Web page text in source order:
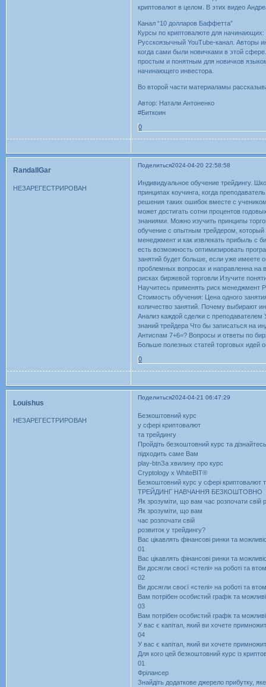
криптовалют в целом. В этих видео
Канал “10 долларов Баффетта”
Курсы по криптовалюте для начинающих:
Русскоязычный YouTube-канал. Авторы
когда сами были новичками в этой
простым и понятным для новичков
начинающего инвестора.
Во второй части материаламы
Автор: Натали Антоненко
#Биткоин
0
Поделиться2024-04-20 22:58:58
RandallGar
НЕЗАРЕГЕСТРИРОВАН
Индивидуальное обучение трейдингу.
принципах коучинга, когда
решения таких ошибок вместе с
может достигать сотни процентов
знаниями. Можно изучить принципы
обучение с опытным трейдером, который
менеджмент и как извлекать прибыль с
есть возможность оптимизировать
занятий будет больше, если уже имеете
проблемных вопросах и направленна на
рисках биржевой торговли Изучите
Научитесь применять риск менеджмент
Стоимость обучения: Цена одного
количество занятий. Почему выбирают
Анализ каждой сделки с
знаний трейдера Что бы записаться на
Антиспам 7+6=? Вопросы и ответы по
Больше полезных статей торговых идей
0
Поделиться2024-04-21 06:47:29
Louishus
НЕЗАРЕГЕСТРИРОВАН
Безкоштовний курс
у сфері криптовалют
та трейдингу
Пройдіть безкоштовний курс та
підходить саме Вам
play-btnЗа хвилину про курс
Cryptology x WhiteBIT®
Безкоштовний курс у сфері криптовалют
ТРЕЙДИНГ НАВЧАННЯ БЕЗКОШТОВНО
Як зрозуміти, що вам час розпочати свій
Як зрозуміти, що вам
час розпочати свій
розвиток у трейдингу?
Вас цікавлять фінансові ринки та
01
Вас цікавлять фінансові ринки та
Ви досягли своєї «стелі» на роботі та
02
Ви досягли своєї «стелі» на роботі та
Вам потрібен особистий графік та
03
Вам потрібен особистий графік та
У вас є капітал, який ви хочете
04
У вас є капітал, який ви хочете
Для кого цей безкоштовний курс із
01
Фрілансер
Знайдіть додаткове джерело прибутку,